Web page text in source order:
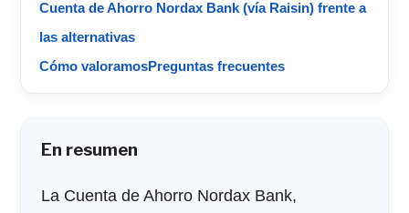
Cuenta de Ahorro Nordax Bank (vía Raisin) frente a
las alternativas
Cómo valoramosPreguntas frecuentes
En resumen
La Cuenta de Ahorro Nordax Bank,